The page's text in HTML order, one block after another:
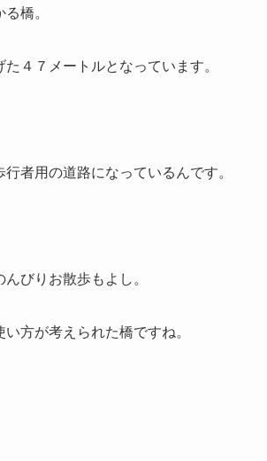
橋。
４７メートルとなっています。
者用の道路になっているんです。
びりお散歩もよし。
方が考えられた橋ですね。